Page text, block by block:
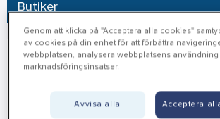
Butiker
Genom att klicka på "Acceptera alla cookies"
av cookies på din enhet för att förbättra
webbplatsen, analysera webbplatsens användning
marknadsföringsinsatser.
Avvisa alla Acceptera